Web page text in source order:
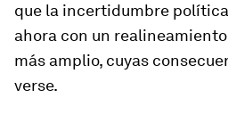
que la incertidumbre
ahora con un
más amplio, cuyas
verse.